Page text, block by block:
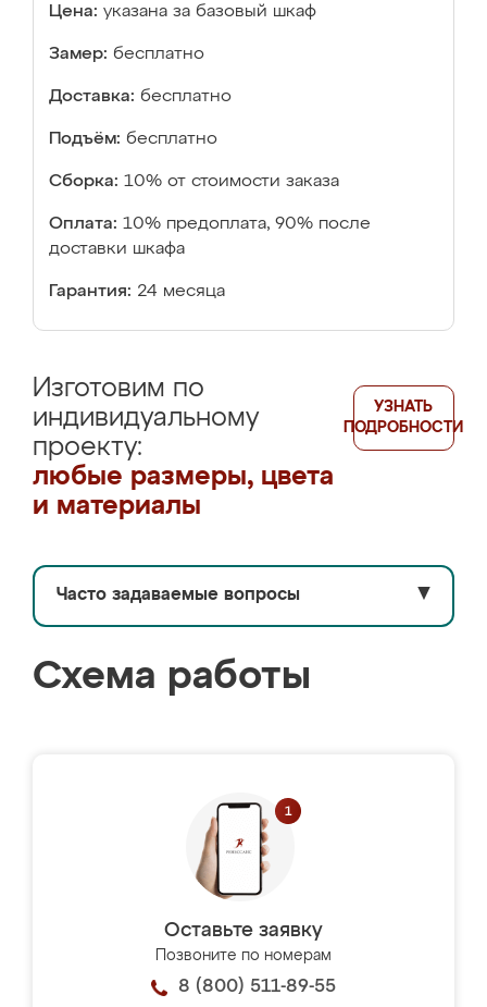
Цена: указана за базовый шкаф
Замер: бесплатно
Доставка: бесплатно
Подъём: бесплатно
Сборка: 10% от стоимости заказа
Оплата: 10% предоплата, 90% после
доставки шкафа
Гарантия: 24 месяца
Изготовим по
индивидуальному
проекту:
любые размеры, цвета
и материалы
УЗНАТЬ
ПОДРОБНОСТИ
Часто задаваемые вопросы ▼
Схема работы
Оставьте заявку
Позвоните по номерам
8 (800) 511-89-55